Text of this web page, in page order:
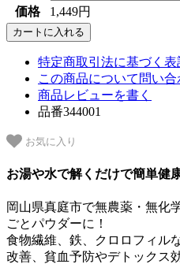
価格
1,449円
特定商取引法に基づく表
この商品について問い合
商品レビューを書く
品番344001
お気に入り
お湯や水で解くだけで簡単健
岡山県真庭市で無農薬・無化
ごとパウダーに！
食物繊維、鉄、クロロフィル
改善、貧血予防やデトックス